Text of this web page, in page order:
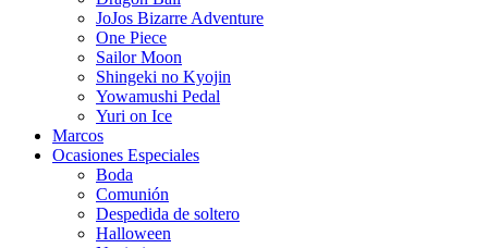
JoJos Bizarre Adventure
One Piece
Sailor Moon
Shingeki no Kyojin
Yowamushi Pedal
Yuri on Ice
Marcos
Ocasiones Especiales
Boda
Comunión
Despedida de soltero
Halloween